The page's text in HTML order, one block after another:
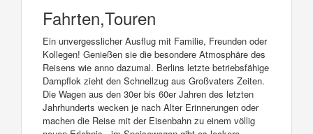
Fahrten,Touren
Ein unvergesslicher Ausflug mit Familie, Freunden oder
Kollegen! Genießen sie die besondere Atmosphäre des
Reisens wie anno dazumal. Berlins letzte betriebsfähige
Dampflok zieht den Schnellzug aus Großvaters Zeiten.
Die Wagen aus den 30er bis 60er Jahren des letzten
Jahrhunderts wecken je nach Alter Erinnerungen oder
machen die Reise mit der Eisenbahn zu einem völlig